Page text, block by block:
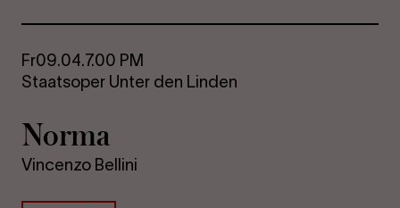
Fr09.04.7.00 PM
Staatsoper Unter den Linden
Norma
Vincenzo Bellini